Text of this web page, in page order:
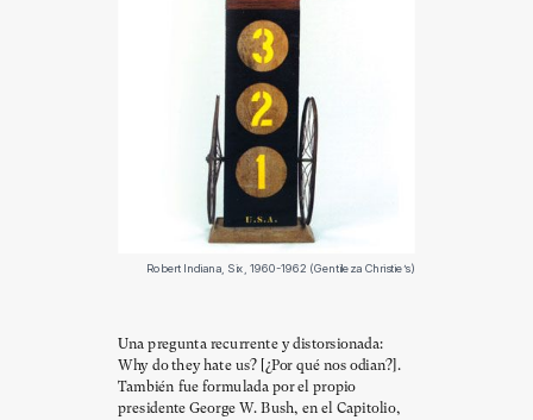
Robert Indiana, Six, 1960-1962 (Gentileza Christie’s)
Una pregunta recurrente y distorsionada:
Why do they hate us? [¿Por qué nos odian?].
También fue formulada por el propio
presidente George W. Bush, en el Capitolio,